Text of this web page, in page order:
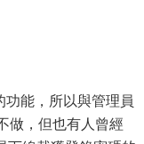
能，所以與管理員
做，但也有人曾經